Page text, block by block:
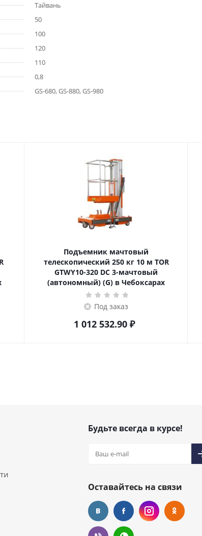
Тайвань
50
100
120
110
0,8
GS-680, GS-880, GS-980
Подъемник мачтовый
телескопический 250 кг 10 м TOR
GTWY10-320 DC 3-мачтовый
(автономный) (G) в Чебоксарах
Под заказ
1 012 532.90 ₽
Будьте всегда в курсе!
Оставайтесь на связи